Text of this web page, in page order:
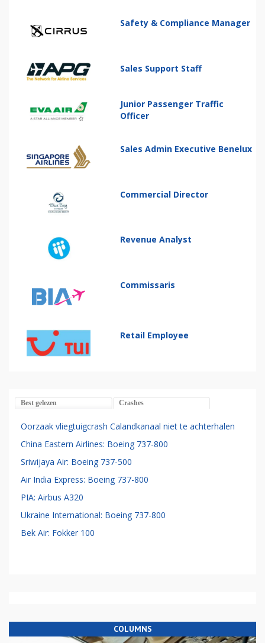
Safety & Compliance Manager
Sales Support Staff
Junior Passenger Traffic
Officer
Sales Admin Executive Benelux
Commercial Director
Revenue Analyst
Commissaris
Retail Employee
Best gelezen Crashes
Oorzaak vliegtuigcrash Calandkanaal niet te achterhalen
China Eastern Airlines: Boeing 737-800
Sriwijaya Air: Boeing 737-500
Air India Express: Boeing 737-800
PIA: Airbus A320
Ukraine International: Boeing 737-800
Bek Air: Fokker 100
COLUMNS